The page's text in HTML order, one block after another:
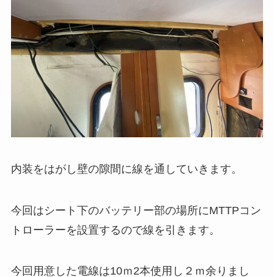
内装をはがし壁の隙間に線を通していきます。
今回はシート下のバッテリー部の場所にMTTPコン
トローラーを設置するので線を引きます。
今回用意した電線は10ｍ2本使用し２ｍ余りまし